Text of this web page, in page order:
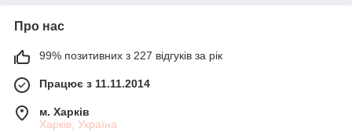
Про нас
99% позитивних з 227 відгуків за рік
Працює з 11.11.2014
м. Харків
Харків, Україна